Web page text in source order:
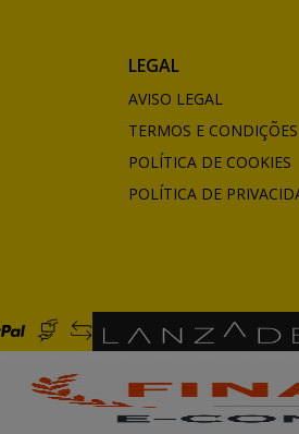
LEGAL
AVISO LEGAL
TERMOS E CONDIÇÕES
POLÍTICA DE COOKIES
POLÍTICA DE